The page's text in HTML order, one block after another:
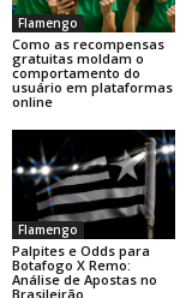
Flamengo
Como as recompensas
gratuitas moldam o
comportamento do
usuário em plataformas
online
Flamengo
Palpites e Odds para
Botafogo X Remo:
Análise de Apostas no
Brasileirão